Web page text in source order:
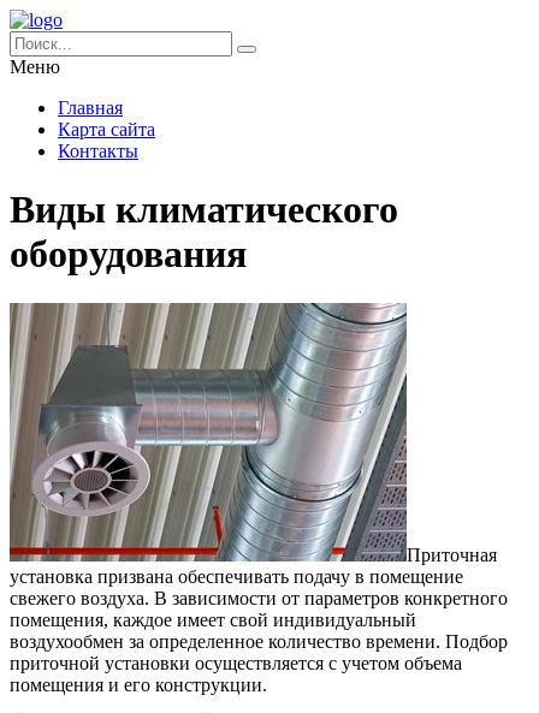
Меню
Главная
Карта сайта
Контакты
Виды климатического
оборудования
Приточная
установка призвана обеспечивать подачу в помещение
свежего воздуха. В зависимости от параметров конкретного
помещения, каждое имеет свой индивидуальный
воздухообмен за определенное количество времени. Подбор
приточной установки осуществляется с учетом объема
помещения и его конструкции.